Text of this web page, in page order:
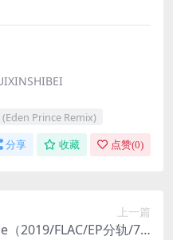
Prince Remix)
分享 收藏 点赞(0)
上一篇
2019/FLAC/EP分轨/74.